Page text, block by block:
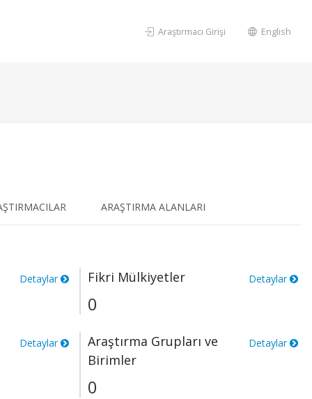
Araştırmacı Girişi English
ARAŞTIRMA ALANLARI
Detaylar Fikri Mülkiyetler Detaylar
0
Detaylar
Araştırma Grupları ve
Birimler
Detaylar
0